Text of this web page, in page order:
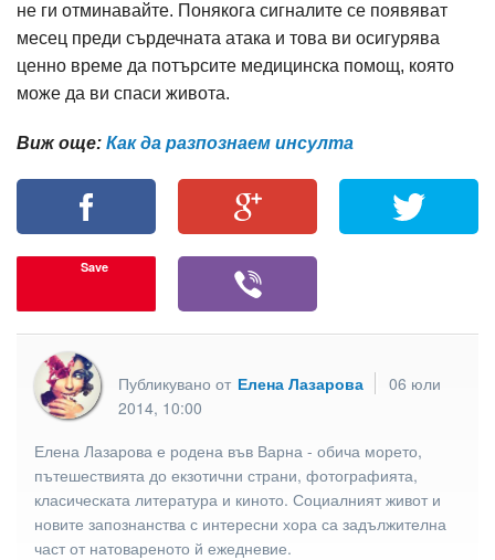
не ги отминавайте. Понякога сигналите се появяват
месец преди сърдечната атака и това ви осигурява
ценно време да потърсите медицинска помощ, която
може да ви спаси живота.
Виж още: Как да разпознаем инсулта
Save
Публикувано от Елена Лазарова
06 юли
2014, 10:00
Елена Лазарова е родена във Варна - обича морето,
пътешествията до екзотични страни, фотографията,
класическата литература и киното. Социалният живот и
новите запознанства с интересни хора са задължителна
част от натовареното й ежедневие.